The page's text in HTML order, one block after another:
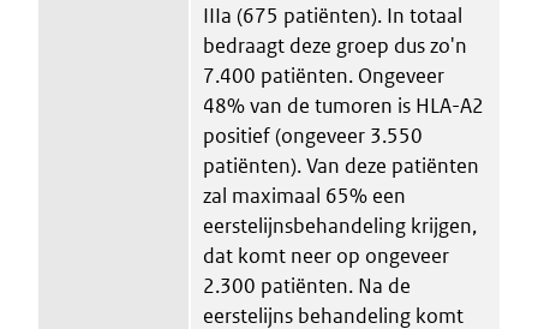
IIIa (675 patiënten). In totaal
bedraagt deze groep dus zo'n
7.400 patiënten. Ongeveer
48% van de tumoren is HLA-A2
positief (ongeveer 3.550
patiënten). Van deze patiënten
zal maximaal 65% een
eerstelijnsbehandeling krijgen,
dat komt neer op ongeveer
2.300 patiënten. Na de
eerstelijns behandeling komt